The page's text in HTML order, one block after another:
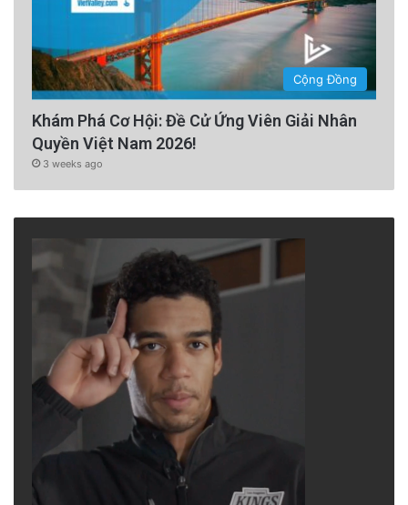
Cộng Đồng
Khám Phá Cơ Hội: Đề Cử Ứng Viên Giải Nhân
Quyền Việt Nam 2026!
3 weeks ago